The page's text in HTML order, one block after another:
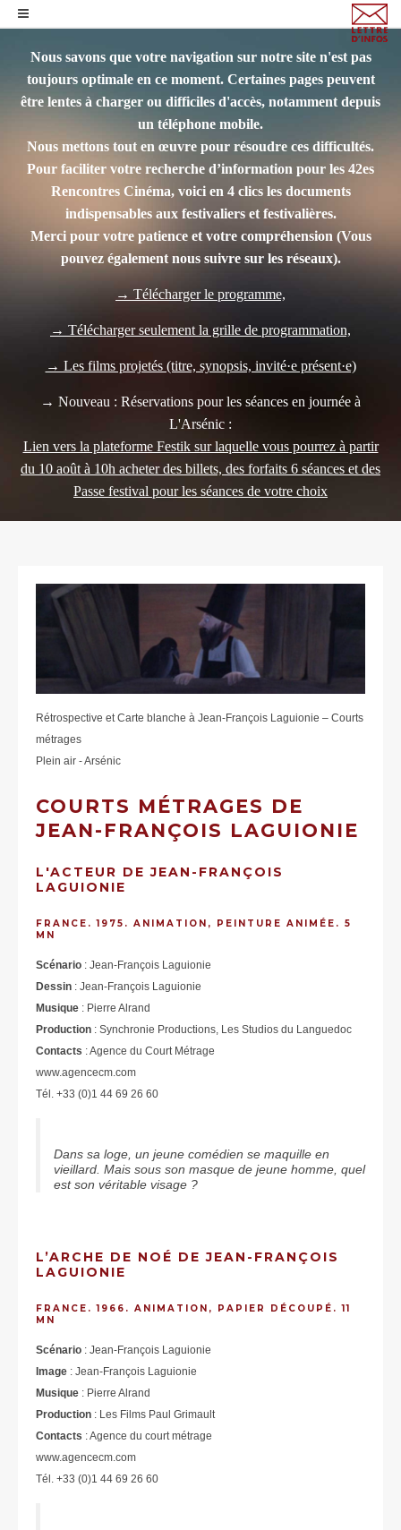
Nous savons que votre navigation sur notre site n'est pas
toujours optimale en ce moment. Certaines pages peuvent
être lentes à charger ou difficiles d'accès, notamment depuis
un téléphone mobile.
Nous mettons tout en œuvre pour résoudre ces difficultés.
Pour faciliter votre recherche d’information pour les 42es
Rencontres Cinéma, voici en 4 clics les documents
indispensables aux festivaliers et festivalières.
Merci pour votre patience et votre compréhension (Vous
pouvez également nous suivre sur les réseaux).
→ Télécharger le programme,
→ Télécharger seulement la grille de programmation,
→ Les films projetés (titre, synopsis, invité·e présent·e)
→ Nouveau : Réservations pour les séances en journée à
L'Arsénic :
Lien vers la plateforme Festik sur laquelle vous pourrez à partir
du 10 août à 10h acheter des billets, des forfaits 6 séances et des
Passe festival pour les séances de votre choix
Rétrospective et Carte blanche à Jean-François Laguionie – Courts
métrages
Plein air - Arsénic
COURTS MÉTRAGES DE
JEAN-FRANÇOIS LAGUIONIE
L'ACTEUR DE JEAN-FRANÇOIS
LAGUIONIE
FRANCE. 1975. ANIMATION, PEINTURE ANIMÉE. 5
MN
Scénario : Jean-François Laguionie
Dessin : Jean-François Laguionie
Musique : Pierre Alrand
Production : Synchronie Productions, Les Studios du Languedoc
Contacts : Agence du Court Métrage
www.agencecm.com
Tél. +33 (0)1 44 69 26 60
Dans sa loge, un jeune comédien se maquille en
vieillard. Mais sous son masque de jeune homme, quel
est son véritable visage ?
L’ARCHE DE NOÉ DE JEAN-FRANÇOIS
LAGUIONIE
FRANCE. 1966. ANIMATION, PAPIER DÉCOUPÉ. 11
MN
Scénario : Jean-François Laguionie
Image : Jean-François Laguionie
Musique : Pierre Alrand
Production : Les Films Paul Grimault
Contacts : Agence du court métrage
www.agencecm.com
Tél. +33 (0)1 44 69 26 60